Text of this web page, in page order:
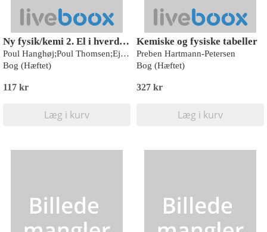
Ny fysik/kemi 2. El i hverdagen
Poul Hanghøj;Poul Thomsen;Ejvind Flensted-Jensen
Bog (Hæftet)
117 kr
Læg i kurv
Kemiske og fysiske tabeller
Preben Hartmann-Petersen
Bog (Hæftet)
327 kr
Læg i kurv